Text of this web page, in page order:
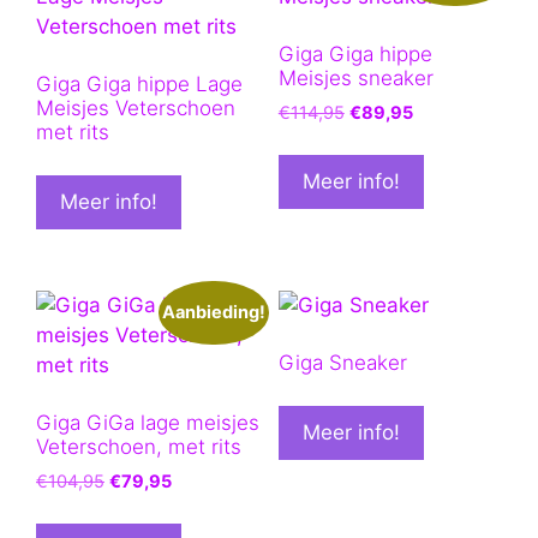
Giga Giga hippe Lage
Meisjes Veterschoen
met rits
Meer info!
Giga Giga hippe
Meisjes sneaker
€114,95 Oorspronkelijke
was:
€114,95.
€89,95Huidige
is:
Meer info!
Aanbieding!
Giga GiGa lage meisjes
Veterschoen, met rits
€104,95 Oorspronkelijke
was:
€79,95Huidige
is:
Giga Sneaker
Meer info!